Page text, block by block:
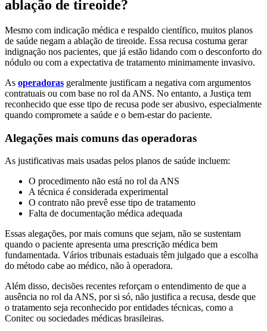
ablação de tireoide?
Mesmo com indicação médica e respaldo científico, muitos planos
de saúde negam a ablação de tireoide. Essa recusa costuma gerar
indignação nos pacientes, que já estão lidando com o desconforto do
nódulo ou com a expectativa de tratamento minimamente invasivo.
As operadoras geralmente justificam a negativa com argumentos
contratuais ou com base no rol da ANS. No entanto, a Justiça tem
reconhecido que esse tipo de recusa pode ser abusivo, especialmente
quando compromete a saúde e o bem-estar do paciente.
Alegações mais comuns das operadoras
As justificativas mais usadas pelos planos de saúde incluem:
O procedimento não está no rol da ANS
A técnica é considerada experimental
O contrato não prevê esse tipo de tratamento
Falta de documentação médica adequada
Essas alegações, por mais comuns que sejam, não se sustentam
quando o paciente apresenta uma prescrição médica bem
fundamentada. Vários tribunais estaduais têm julgado que a escolha
do método cabe ao médico, não à operadora.
Além disso, decisões recentes reforçam o entendimento de que a
ausência no rol da ANS, por si só, não justifica a recusa, desde que
o tratamento seja reconhecido por entidades técnicas, como a
Conitec ou sociedades médicas brasileiras.